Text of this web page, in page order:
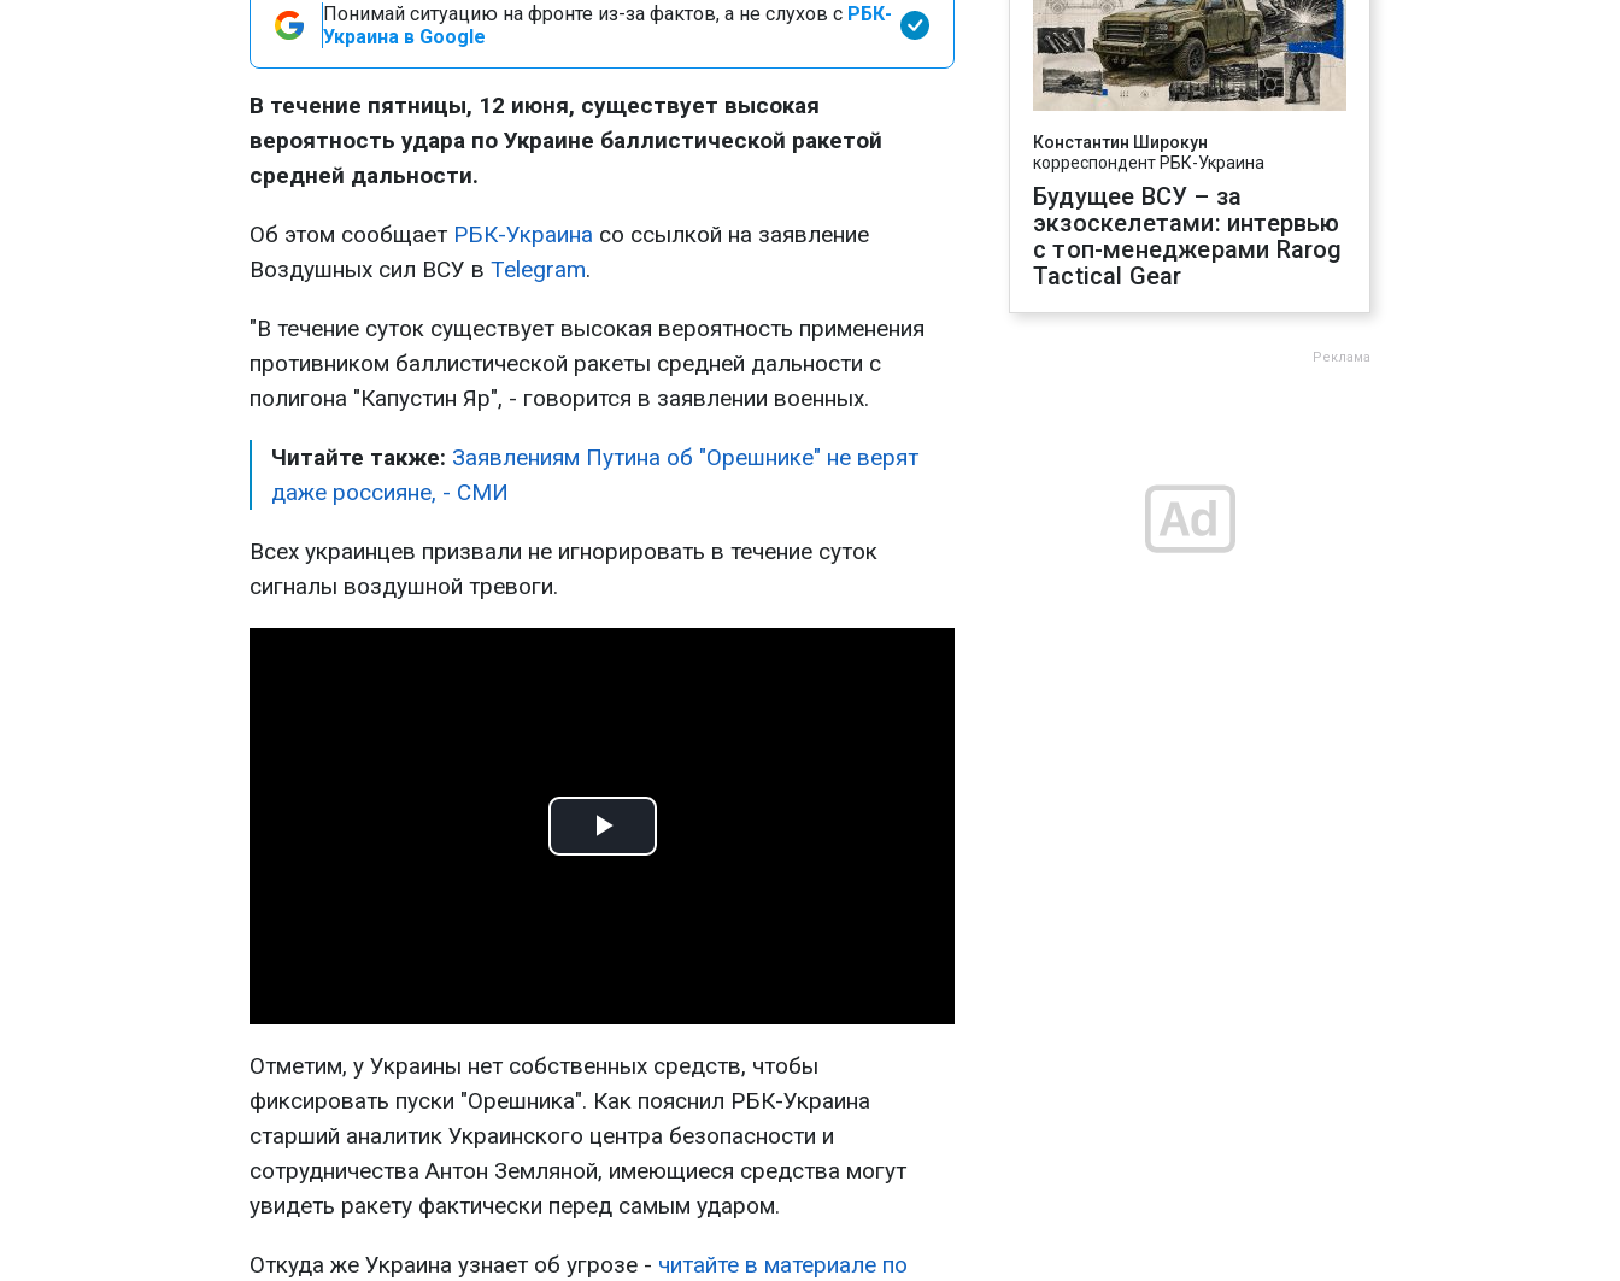
Понимай ситуацию на фронте из-за фактов, а не слухов с РБК-
Украина в Google
В течение пятницы, 12 июня, существует высокая
вероятность удара по Украине баллистической ракетой
средней дальности.
Об этом сообщает РБК-Украина со ссылкой на заявление
Воздушных сил ВСУ в Telegram.
"В течение суток существует высокая вероятность применения
противником баллистической ракеты средней дальности с
полигона "Капустин Яр", - говорится в заявлении военных.
Читайте также: Заявлениям Путина об "Орешнике" не верят
даже россияне, - СМИ
Всех украинцев призвали не игнорировать в течение суток
сигналы воздушной тревоги.
Play
Отметим, у Украины нет собственных средств, чтобы
фиксировать пуски "Орешника". Как пояснил РБК-Украина
старший аналитик Украинского центра безопасности и
сотрудничества Антон Земляной, имеющиеся средства могут
увидеть ракету фактически перед самым ударом.
Откуда же Украина узнает об угрозе - читайте в материале по
Константин Широкун
корреспондент РБК-Украина
Будущее ВСУ – за
экзоскелетами: интервью
с топ-менеджерами Rarog
Tactical Gear